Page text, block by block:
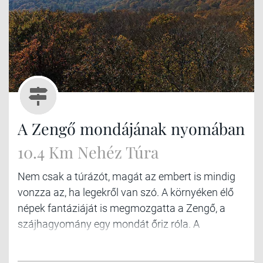
A Zengő mondájának nyomában
10.4 Km Nehéz Túra
Nem csak a túrázót, magát az embert is mindig
vonzza az, ha legekről van szó. A környéken élő
népek fantáziáját is megmozgatta a Zengő, a
szájhagyomány egy mondát őriz róla. A